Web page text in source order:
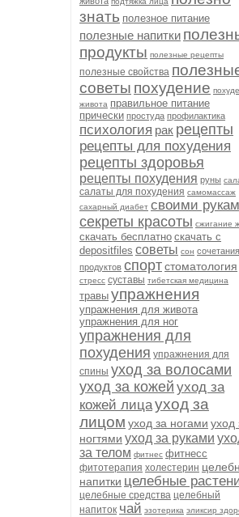
знать полезное питание
полезные напитки
продукты полезные рецепты
полезные свойства
советы похудение
живота правильное питание
прически простуда профилактика
психология рак рецепты
рецепты для похудения
рецепты здоровья
рецепты похудения руны
салаты для похудения самомассаж
сахарный диабет своими
секреты красоты сжигание
скачать бесплатно скачать с
depositfiles советы сон сочетания
продуктов спортстоматология
стресс суставы тибетская медицина
травы упражнения
упражнения для живота
упражнения для ног
упражнения для
похудения упражнения для
спины уход за волосами
уход за кожей уход за
кожей лицауход за
лицом уход за ногами уход
ногтями уход за руками
за телом фитнес фитнесс
фитотерапия холестерин
напитки целебные
целебные средства целебный
напиток чай эзотерика эликсир